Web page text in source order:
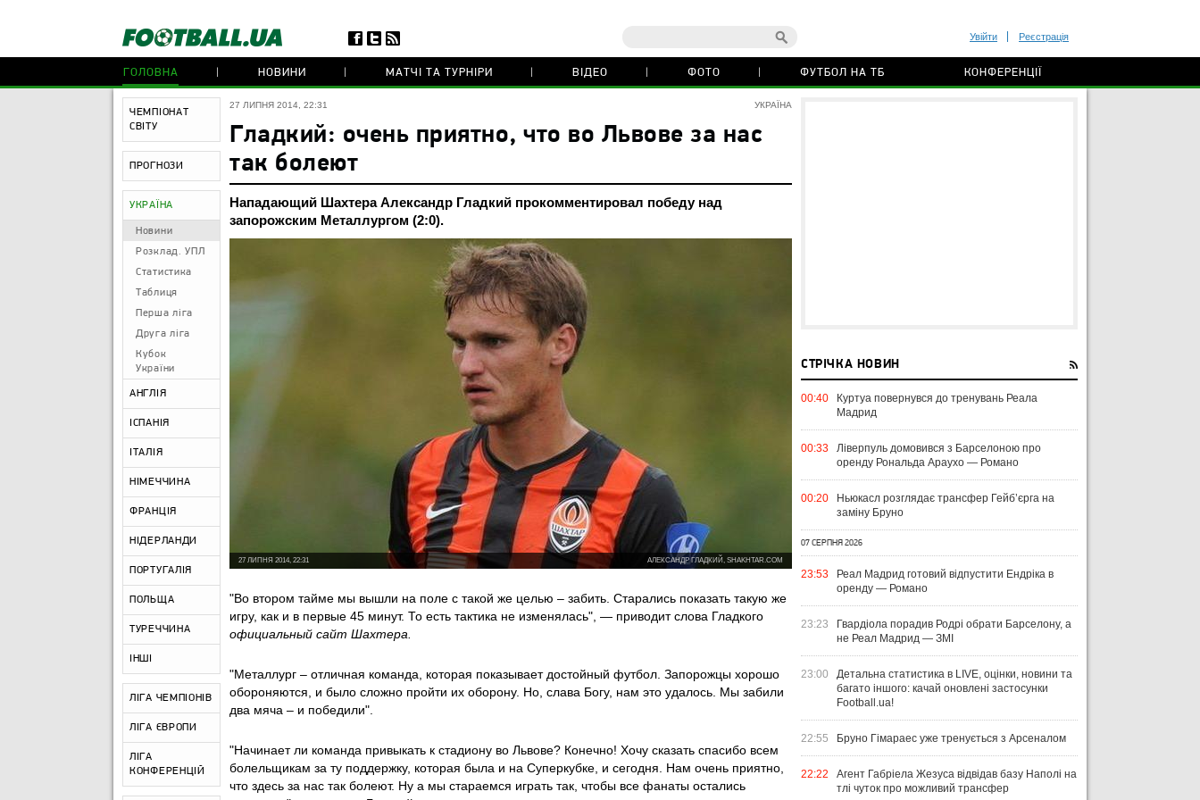
Увійти Реєстрація
ГОЛОВНА НОВИНИ МАТЧІ ТА ТУРНІРИ ВІДЕО ФОТО ФУТБОЛ НА ТБ КОНФЕРЕНЦІЇ
ЧЕМПІОНАТ
СВІТУ
ПРОГНОЗИ
УКРАЇНА
Новини
Розклад. УПЛ
Статистика
Таблиця
Перша ліга
Друга ліга
Кубок
України
АНГЛІЯ
ІСПАНІЯ
ІТАЛІЯ
НІМЕЧЧИНА
ФРАНЦІЯ
НІДЕРЛАНДИ
ПОРТУГАЛІЯ
ПОЛЬЩА
ТУРЕЧЧИНА
ІНШІ
ЛІГА ЧЕМПІОНІВ
ЛІГА ЄВРОПИ
ЛІГА
КОНФЕРЕНЦІЙ
УКРАЇНА
27 ЛИПНЯ 2014, 22:31
Гладкий: очень приятно, что во Львове за нас
так болеют
Нападающий Шахтера Александр Гладкий прокомментировал победу над
запорожским Металлургом (2:0).
АЛЕКСАНДР ГЛАДКИЙ, SHAKHTAR.COM
27 ЛИПНЯ 2014, 22:31
"Во втором тайме мы вышли на поле с такой же целью – забить. Старались показать такую же
игру, как и в первые 45 минут. То есть тактика не изменялась", — приводит слова Гладкого
официальный сайт Шахтера.
"Металлург – отличная команда, которая показывает достойный футбол. Запорожцы хорошо
обороняются, и было сложно пройти их оборону. Но, слава Богу, нам это удалось. Мы забили
два мяча – и победили".
"Начинает ли команда привыкать к стадиону во Львове? Конечно! Хочу сказать спасибо всем
болельщикам за ту поддержку, которая была и на Суперкубке, и сегодня. Нам очень приятно,
что здесь за нас так болеют. Ну а мы стараемся играть так, чтобы все фанаты остались
СТРІЧКА НОВИН
00:40
Куртуа повернувся до тренувань Реала
Мадрид
00:33
Ліверпуль домовився з Барселоною про
оренду Рональда Араухо — Романо
00:20
Ньюкасл розглядає трансфер Гейб’єрга на
заміну Бруно
07 СЕРПНЯ 2026
23:53
Реал Мадрид готовий відпустити Ендріка в
оренду — Романо
23:23
Гвардіола порадив Родрі обрати Барселону, а
не Реал Мадрид — ЗМІ
23:00
Детальна статистика в LIVE, оцінки, новини та
багато іншого: качай оновлені застосунки
Football.ua!
22:55 Бруно Гімараес уже тренується з Арсеналом
22:22
Агент Габріела Жезуса відвідав базу Наполі на
тлі чуток про можливий трансфер